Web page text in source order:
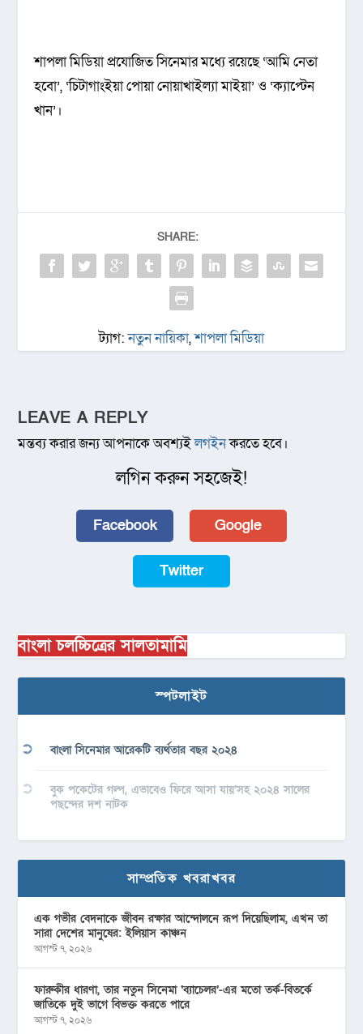
শাপলা মিডিয়া প্রযোজিত সিনেমার মধ্যে রয়েছে ‘আমি নেতা
হবো’, ‘চিটাগাংইয়া পোয়া নোয়াখাইল্যা মাইয়া’ ও ‘ক্যাপ্টেন
খান’।
SHARE:
ট্যাগ:নতুন নায়িকা,শাপলা মিডিয়া
LEAVE A REPLY
মন্তব্য করার জন্য আপনাকে অবশ্যইলগইনকরতে হবে।
লগিন করুন সহজেই!
Facebook Google
Twitter
বাংলা চলচ্চিত্রের সালতামামি
স্পটলাইট
বাংলা সিনেমার আরেকটি ব্যর্থতার বছর ২০২৪
বুক পকেটের গল্প, এভাবেও ফিরে আসা যায়’সহ ২০২৪ সালের
পছন্দের দশ নাটক
সাম্প্রতিক খবরাখবর
এক গভীর বেদনাকে জীবন রক্ষার আন্দোলনে রূপ দিয়েছিলাম, এখন তা
সারা দেশের মানুষের: ইলিয়াস কাঞ্চন
আগস্ট ৭, ২০২৬
ফারুকীর ধারণা, তার নতুন সিনেমা ‘ব্যাচেলর’-এর মতো তর্ক-বিতর্কে
জাতিকে দুই ভাগে বিভক্ত করতে পারে
আগস্ট ৭, ২০২৬